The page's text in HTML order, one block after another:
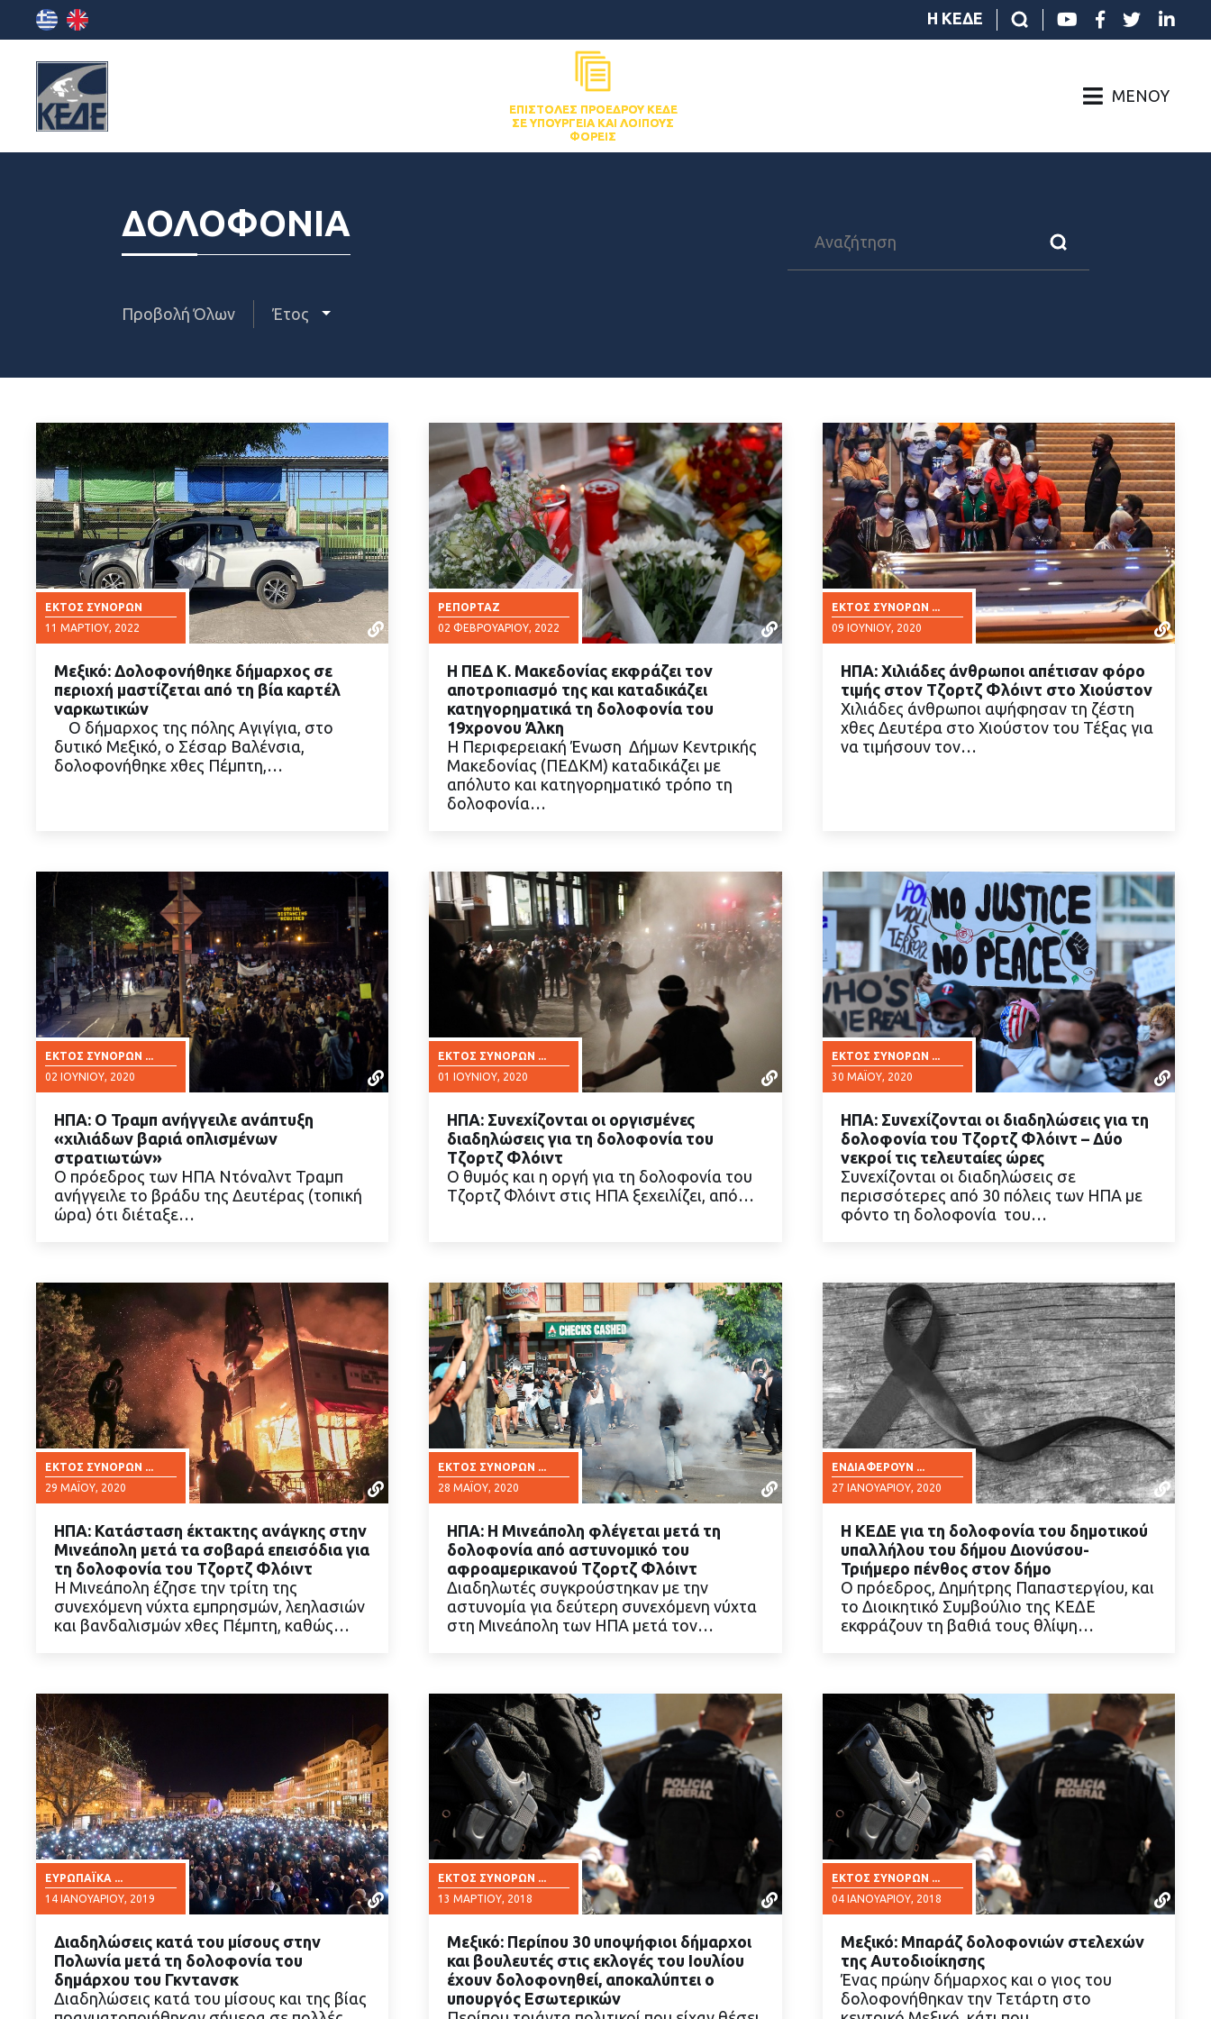
Η ΚΕΔΕ
ΕΠΙΣΤΟΛΈΣ ΠΡΟΈΔΡΟΥ ΚΕΔΕ
ΣΕ ΥΠΟΥΡΓΕΊΑ ΚΑΙ ΛΟΙΠΟΎΣ
ΦΟΡΕΊΣ
ΜΕΝΟΎ
ΔΟΛΟΦΟΝΙΑ
Προβολή Όλων Έτος
ΕΚΤΌΣ ΣΥΝΌΡΩΝ
11 ΜΑΡΤΊΟΥ, 2022
ΔΙΑΒΑΣΤΕ ΠΕΡΙΣΣΟΤΕΡΑ
Μεξικό: Δολοφονήθηκε δήμαρχος σε
περιοχή μαστίζεται από τη βία καρτέλ
ναρκωτικών
Ο δήμαρχος της πόλης Αγιγίγια, στο
δυτικό Μεξικό, ο Σέσαρ Βαλένσια,
δολοφονήθηκε χθες Πέμπτη,…
ΡΕΠΟΡΤΆΖ
02 ΦΕΒΡΟΥΑΡΊΟΥ, 2022
ΔΙΑΒΑΣΤΕ ΠΕΡΙΣΣΟΤΕΡΑ
Η ΠΕΔ Κ. Μακεδονίας εκφράζει τον
αποτροπιασμό της και καταδικάζει
κατηγορηματικά τη δολοφονία του
19χρονου Άλκη
Η Περιφερειακή Ένωση Δήμων Κεντρικής
Μακεδονίας (ΠΕΔΚΜ) καταδικάζει με
απόλυτο και κατηγορηματικό τρόπο τη
δολοφονία…
ΕΚΤΌΣ ΣΥΝΌΡΩΝ ...
09 ΙΟΥΝΊΟΥ, 2020
ΔΙΑΒΑΣΤΕ ΠΕΡΙΣΣΟΤΕΡΑ
ΗΠΑ: Χιλιάδες άνθρωποι απέτισαν φόρο
τιμής στον Τζορτζ Φλόιντ στο Χιούστον
Χιλιάδες άνθρωποι αψήφησαν τη ζέστη
χθες Δευτέρα στο Χιούστον του Τέξας για
να τιμήσουν τον…
ΕΚΤΌΣ ΣΥΝΌΡΩΝ ...
02 ΙΟΥΝΊΟΥ, 2020
ΔΙΑΒΑΣΤΕ ΠΕΡΙΣΣΟΤΕΡΑ
ΗΠΑ: Ο Τραμπ ανήγγειλε ανάπτυξη
«χιλιάδων βαριά οπλισμένων
στρατιωτών»
Ο πρόεδρος των ΗΠΑ Ντόναλντ Τραμπ
ανήγγειλε το βράδυ της Δευτέρας (τοπική
ώρα) ότι διέταξε…
ΕΚΤΌΣ ΣΥΝΌΡΩΝ ...
01 ΙΟΥΝΊΟΥ, 2020
ΔΙΑΒΑΣΤΕ ΠΕΡΙΣΣΟΤΕΡΑ
ΗΠΑ: Συνεχίζονται οι οργισμένες
διαδηλώσεις για τη δολοφονία του
Τζορτζ Φλόιντ
Ο θυμός και η οργή για τη δολοφονία του
Τζορτζ Φλόιντ στις ΗΠΑ ξεχειλίζει, από…
ΕΚΤΌΣ ΣΥΝΌΡΩΝ ...
30 ΜΑΪ́ΟΥ, 2020
ΔΙΑΒΑΣΤΕ ΠΕΡΙΣΣΟΤΕΡΑ
ΗΠΑ: Συνεχίζονται οι διαδηλώσεις για τη
δολοφονία του Τζορτζ Φλόιντ – Δύο
νεκροί τις τελευταίες ώρες
Συνεχίζονται οι διαδηλώσεις σε
περισσότερες από 30 πόλεις των ΗΠΑ με
φόντο τη δολοφονία του…
ΕΚΤΌΣ ΣΥΝΌΡΩΝ ...
29 ΜΑΪ́ΟΥ, 2020
ΔΙΑΒΑΣΤΕ ΠΕΡΙΣΣΟΤΕΡΑ
ΗΠΑ: Κατάσταση έκτακτης ανάγκης στην
Μινεάπολη μετά τα σοβαρά επεισόδια για
τη δολοφονία του Τζορτζ Φλόιντ
Η Μινεάπολη έζησε την τρίτη της
συνεχόμενη νύχτα εμπρησμών, λεηλασιών
και βανδαλισμών χθες Πέμπτη, καθώς…
ΕΚΤΌΣ ΣΥΝΌΡΩΝ ...
28 ΜΑΪ́ΟΥ, 2020
ΔΙΑΒΑΣΤΕ ΠΕΡΙΣΣΟΤΕΡΑ
ΗΠΑ: Η Μινεάπολη φλέγεται μετά τη
δολοφονία από αστυνομικό του
αφροαμερικανού Τζορτζ Φλόιντ
Διαδηλωτές συγκρούστηκαν με την
αστυνομία για δεύτερη συνεχόμενη νύχτα
στη Μινεάπολη των ΗΠΑ μετά τον…
ΕΝΔΙΑΦΈΡΟΥΝ ...
27 ΙΑΝΟΥΑΡΊΟΥ, 2020
ΔΙΑΒΑΣΤΕ ΠΕΡΙΣΣΟΤΕΡΑ
Η ΚΕΔΕ για τη δολοφονία του δημοτικού
υπαλλήλου του δήμου Διονύσου-
Τριήμερο πένθος στον δήμο
Ο πρόεδρος, Δημήτρης Παπαστεργίου, και
το Διοικητικό Συμβούλιο της ΚΕΔΕ
εκφράζουν τη βαθιά τους θλίψη…
ΕΥΡΩΠΑΪΚΆ ...
14 ΙΑΝΟΥΑΡΊΟΥ, 2019
Διαδηλώσεις κατά του μίσους στην
Πολωνία μετά τη δολοφονία του
δημάρχου του Γκντανσκ
Διαδηλώσεις κατά του μίσους και της βίας
ΕΚΤΌΣ ΣΥΝΌΡΩΝ ...
13 ΜΑΡΤΊΟΥ, 2018
Μεξικό: Περίπου 30 υποψήφιοι δήμαρχοι
και βουλευτές στις εκλογές του Ιουλίου
έχουν δολοφονηθεί, αποκαλύπτει ο
υπουργός Εσωτερικών
ΕΚΤΌΣ ΣΥΝΌΡΩΝ ...
04 ΙΑΝΟΥΑΡΊΟΥ, 2018
Μεξικό: Μπαράζ δολοφονιών στελεχών
της Αυτοδιοίκησης
Ένας πρώην δήμαρχος και ο γιος του
δολοφονήθηκαν την Τετάρτη στο